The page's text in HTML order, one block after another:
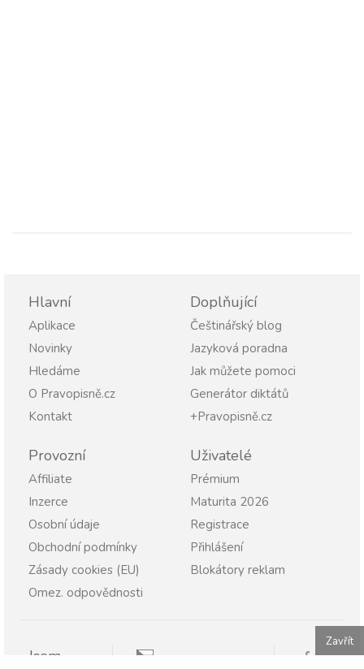
Hlavní
Aplikace
Novinky
Hledáme
O Pravopisně.cz
Kontakt
Doplňující
Češtinářský blog
Jazyková poradna
Jak můžete pomoci
Generátor diktátů
+Pravopisně.cz
Provozní
Affiliate
Inzerce
Osobní údaje
Obchodní podmínky
Zásady cookies (EU)
Omez. odpovědnosti
Uživatelé
Prémium
Maturita 2026
Registrace
Přihlášení
Blokátory reklam
Jsem
Zavřít